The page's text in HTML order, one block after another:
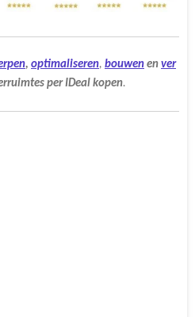
, optimaliseren, bouwen en ver
per IDeal kopen.